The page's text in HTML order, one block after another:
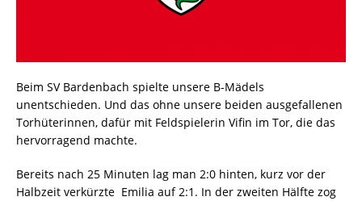
Beim SV Bardenbach spielte unsere B-Mädels
unentschieden. Und das ohne unsere beiden ausgefallenen
Torhüterinnen, dafür mit Feldspielerin Vifin im Tor, die das
hervorragend machte.
Bereits nach 25 Minuten lag man 2:0 hinten, kurz vor der
Halbzeit verkürzte Emilia auf 2:1. In der zweiten Hälfte zog